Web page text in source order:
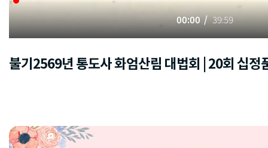
00:00 39:59
불기2569년 통도사 화엄산림 대법회 | 20회 십정